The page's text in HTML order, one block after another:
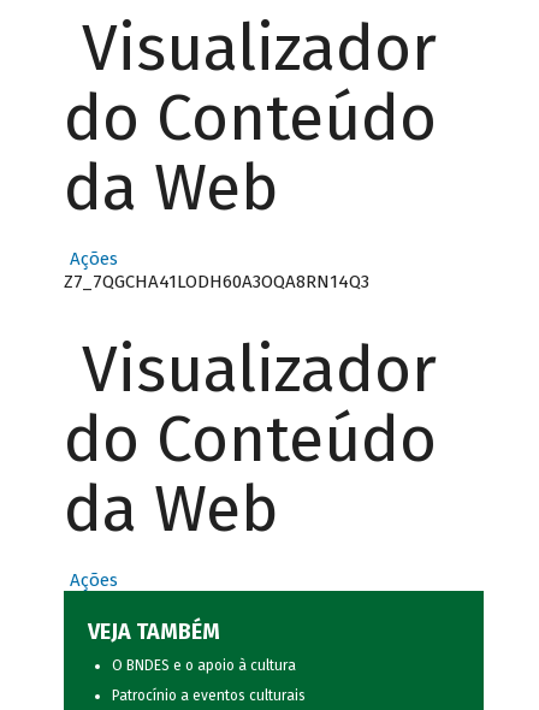
Visualizador
do Conteúdo
da Web
Ações
Z7_7QGCHA41LODH60A3OQA8RN14Q3
Visualizador
do Conteúdo
da Web
Ações
VEJA TAMBÉM
O BNDES e o apoio à cultura
Patrocínio a eventos culturais